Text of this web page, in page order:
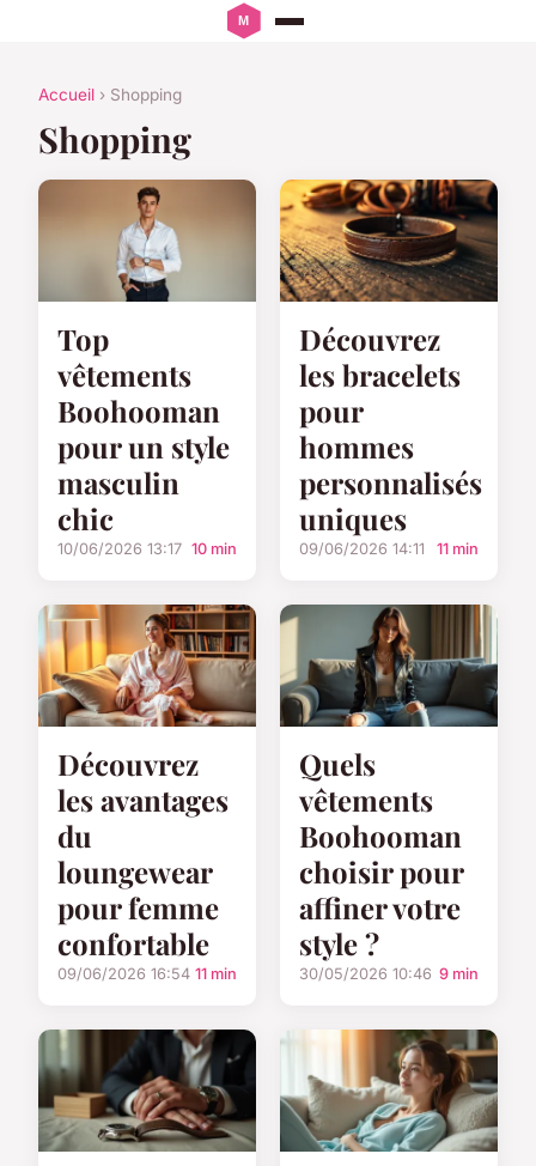
Accueil › Shopping
Shopping
Top
vêtements
Boohooman
pour un style
masculin
chic
10/06/2026 13:17 10 min
Découvrez
les bracelets
pour
hommes
personnalisés
uniques
09/06/2026 14:11 11 min
Découvrez
les avantages
du
loungewear
pour femme
confortable
09/06/2026 16:54 11 min
Quels
vêtements
Boohooman
choisir pour
affiner votre
style ?
30/05/2026 10:46 9 min